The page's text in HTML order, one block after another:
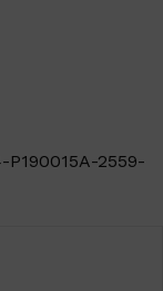
P190015A-2559-